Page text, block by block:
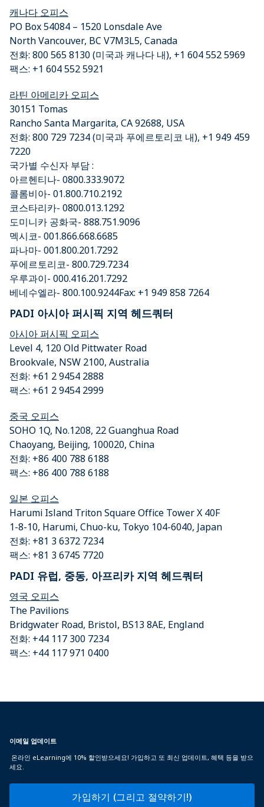
캐나다 오피스
PO Box 54084 – 1520 Lonsdale Ave
North Vancouver, BC V7M3L5, Canada
전화: 800 565 8130 (미국과 캐나다 내), +1 604 552 5969
팩스: +1 604 552 5921
라틴 아메리카 오피스
30151 Tomas
Rancho Santa Margarita, CA 92688, USA
전화: 800 729 7234 (미국과 푸에르토리코 내), +1 949 459
7220
국가별 수신자 부담 :
아르헨티나- 0800.333.9072
콜롬비아- 01.800.710.2192
코스타리카- 0800.013.1292
도미니카 공화국- 888.751.9096
멕시코- 001.866.668.6685
파나마- 001.800.201.7292
푸에르토리코- 800.729.7234
우루과이- 000.416.201.7292
베네수엘라- 800.100.9244Fax: +1 949 858 7264
PADI 아시아 퍼시픽 지역 헤드쿼터
아시아 퍼시픽 오피스
Level 4, 120 Old Pittwater Road
Brookvale, NSW 2100, Australia
전화: +61 2 9454 2888
팩스: +61 2 9454 2999
중국 오피스
SOHO 1Q, No.1208, 22 Guanghua Road
Chaoyang, Beijing, 100020, China
전화: +86 400 788 6188
팩스: +86 400 788 6188
일본 오피스
Harumi Island Triton Square Office Tower X 40F
1-8-10, Harumi, Chuo-ku, Tokyo 104-6040, Japan
전화: +81 3 6372 7234
팩스: +81 3 6745 7720
PADI 유럽, 중동, 아프리카 지역 헤드쿼터
영국 오피스
The Pavilions
Bridgwater Road, Bristol, BS13 8AE, England
전화: +44 117 300 7234
팩스: +44 117 971 0400
이메일 업데이트
온라인 eLearning에 10% 할인받으세요! 가입하고 또 최신 업데이트, 혜택 등을 받으
세요.
가입하기 (그리고 절약하기!)